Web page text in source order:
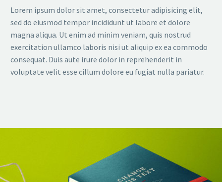
Lorem ipsum dolor sit amet, consectetur adipisicing elit,
sed do eiusmod tempor incididunt ut labore et dolore
magna aliqua. Ut enim ad minim veniam, quis nostrud
exercitation ullamco laboris nisi ut aliquip ex ea commodo
consequat. Duis aute irure dolor in reprehenderit in
voluptate velit esse cillum dolore eu fugiat nulla pariatur.